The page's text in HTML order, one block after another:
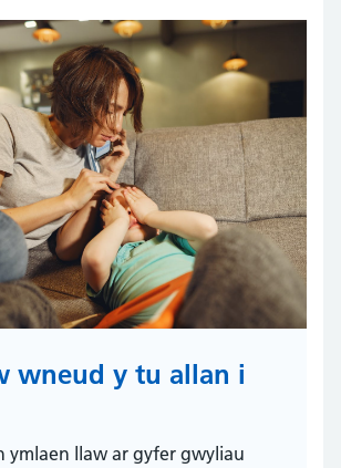
wneud y tu allan i
ymlaen llaw ar gyfer gwyliau